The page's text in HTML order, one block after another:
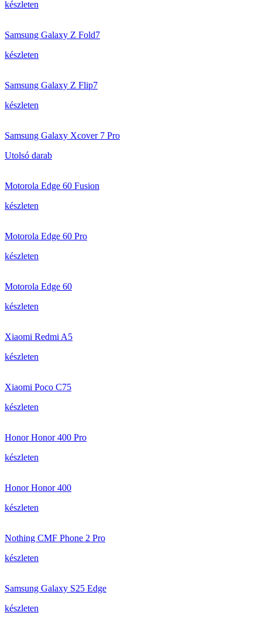
készleten
Samsung Galaxy Z Fold7
készleten
Samsung Galaxy Z Flip7
készleten
Samsung Galaxy Xcover 7 Pro
Utolsó darab
Motorola Edge 60 Fusion
készleten
Motorola Edge 60 Pro
készleten
Motorola Edge 60
készleten
Xiaomi Redmi A5
készleten
Xiaomi Poco C75
készleten
Honor Honor 400 Pro
készleten
Honor Honor 400
készleten
Nothing CMF Phone 2 Pro
készleten
Samsung Galaxy S25 Edge
készleten